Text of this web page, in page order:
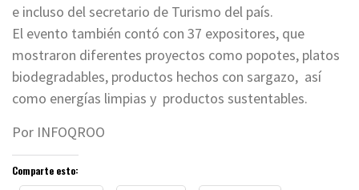
e incluso del secretario de Turismo del país.
El evento también contó con 37 expositores, que
mostraron diferentes proyectos como popotes, platos
biodegradables, productos hechos con sargazo, así
como energías limpias y productos sustentables.
Por INFOQROO
Comparte esto: